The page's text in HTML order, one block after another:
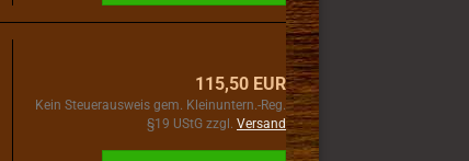
115,50 EUR
Kein Steuerausweis gem. Kleinuntern.-Reg.
§19 UStG zzgl. Versand